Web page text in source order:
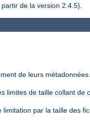
de la version 2.4.5).
de leurs métadonnées.
limites de taille collant de
par la taille des